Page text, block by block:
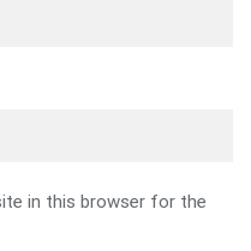
in this browser for the